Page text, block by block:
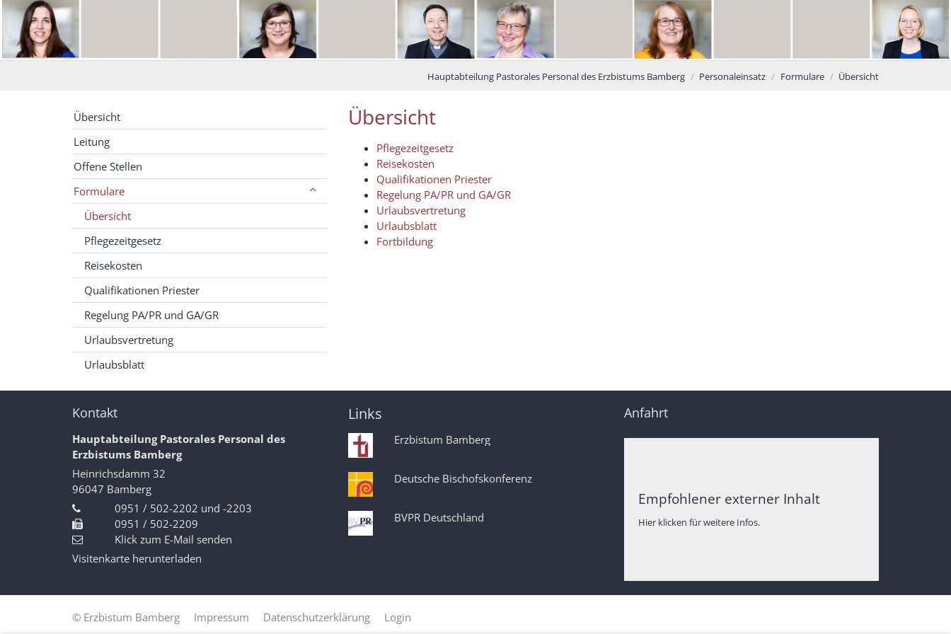
Hauptabteilung Pastorales Personal des Erzbistums Bamberg Personaleinsatz Formulare Übersicht
Übersicht
Pflegezeitgesetz
Reisekosten
Qualifikationen Priester
Regelung PA/PR und GA/GR
Urlaubsvertretung
Urlaubsblatt
Fortbildung
Übersicht
Leitung
Offene Stellen
Formulare
Übersicht
Pflegezeitgesetz
Reisekosten
Qualifikationen Priester
Regelung PA/PR und GA/GR
Urlaubsvertretung
Urlaubsblatt
Kontakt
Hauptabteilung Pastorales Personal des
Erzbistums Bamberg
Heinrichsdamm 32
96047 Bamberg
0951 / 502-2202 und -2203
0951 / 502-2209
Klick zum E-Mail senden
Visitenkarte herunterladen
Links
Erzbistum Bamberg
Deutsche Bischofskonferenz
BVPR Deutschland
Anfahrt
Empfohlener externer Inhalt
Hier klicken für weitere Infos.
© Erzbistum Bamberg Impressum Datenschutzerklärung Login